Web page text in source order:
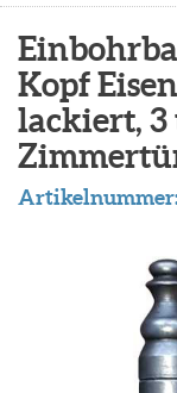
Kopf
lackiert,